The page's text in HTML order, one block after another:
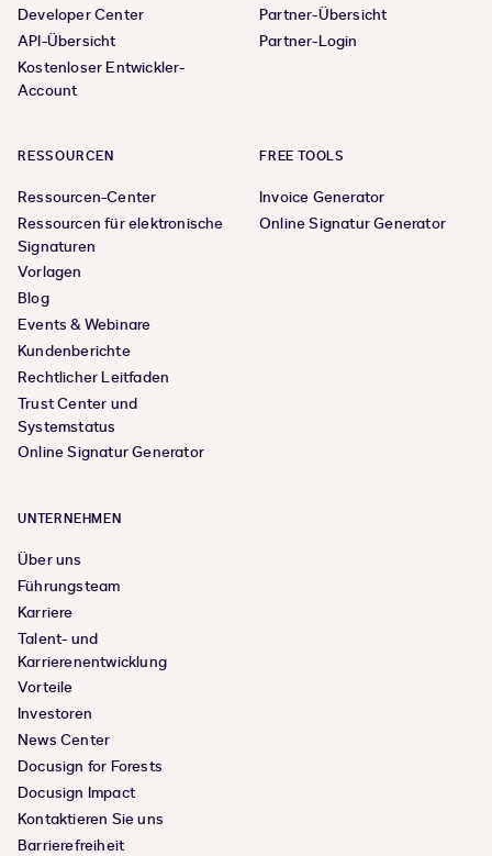
Developer Center
API-Übersicht
Kostenloser Entwickler-
Account
Partner-Übersicht
Partner-Login
RESSOURCEN
Ressourcen-Center
Ressourcen für elektronische
Signaturen
Vorlagen
Blog
Events & Webinare
Kundenberichte
Rechtlicher Leitfaden
Trust Center und
Systemstatus
Online Signatur Generator
FREE TOOLS
Invoice Generator
Online Signatur Generator
UNTERNEHMEN
Über uns
Führungsteam
Karriere
Talent- und
Karrierenentwicklung
Vorteile
Investoren
News Center
Docusign for Forests
Docusign Impact
Kontaktieren Sie uns
Barrierefreiheit